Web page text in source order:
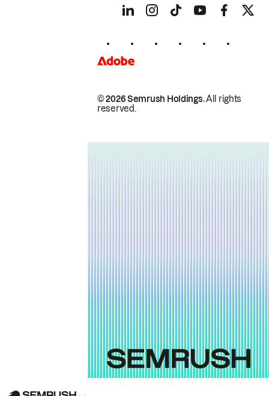
© 2026 Semrush Holdings.All rights
reserved.